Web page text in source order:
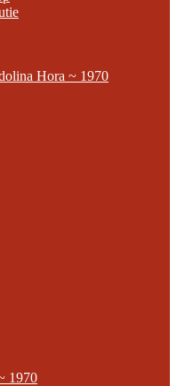
Hora ~ 1970
1970